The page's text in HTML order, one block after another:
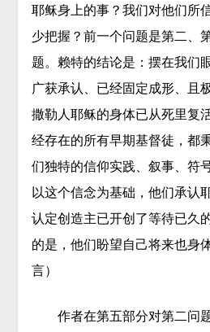
耶稣身上的事？我们对他们所
少把握？前一个问题是第二、
题。赖特的结论是：摆在我们
广获承认、已经固定成形、且
撒勒人耶稣的身体已从死里复
经存在的所有早期基督徒，都
们独特的信仰实践、叙事、符
以这个信念为基础，他们承认
认定创造主已开创了等待已久
的是，他们盼望自己将来也身
言）
作者在第五部分对第二问